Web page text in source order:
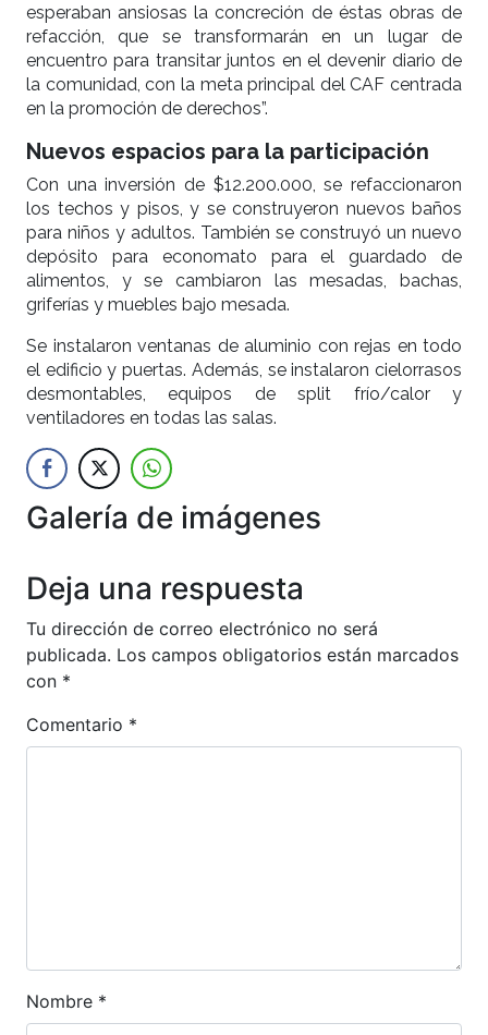
esperaban ansiosas la concreción de éstas obras de
refacción, que se transformarán en un lugar de
encuentro para transitar juntos en el devenir diario de
la comunidad, con la meta principal del CAF centrada
en la promoción de derechos”.
Nuevos espacios para la participación
Con una inversión de $12.200.000, se refaccionaron
los techos y pisos, y se construyeron nuevos baños
para niños y adultos. También se construyó un nuevo
depósito para economato para el guardado de
alimentos, y se cambiaron las mesadas, bachas,
griferías y muebles bajo mesada.
Se instalaron ventanas de aluminio con rejas en todo
el edificio y puertas. Además, se instalaron cielorrasos
desmontables, equipos de split frío/calor y
ventiladores en todas las salas.
Galería de imágenes
Deja una respuesta
Tu dirección de correo electrónico no será
publicada. Los campos obligatorios están marcados
con *
Comentario *
Nombre *